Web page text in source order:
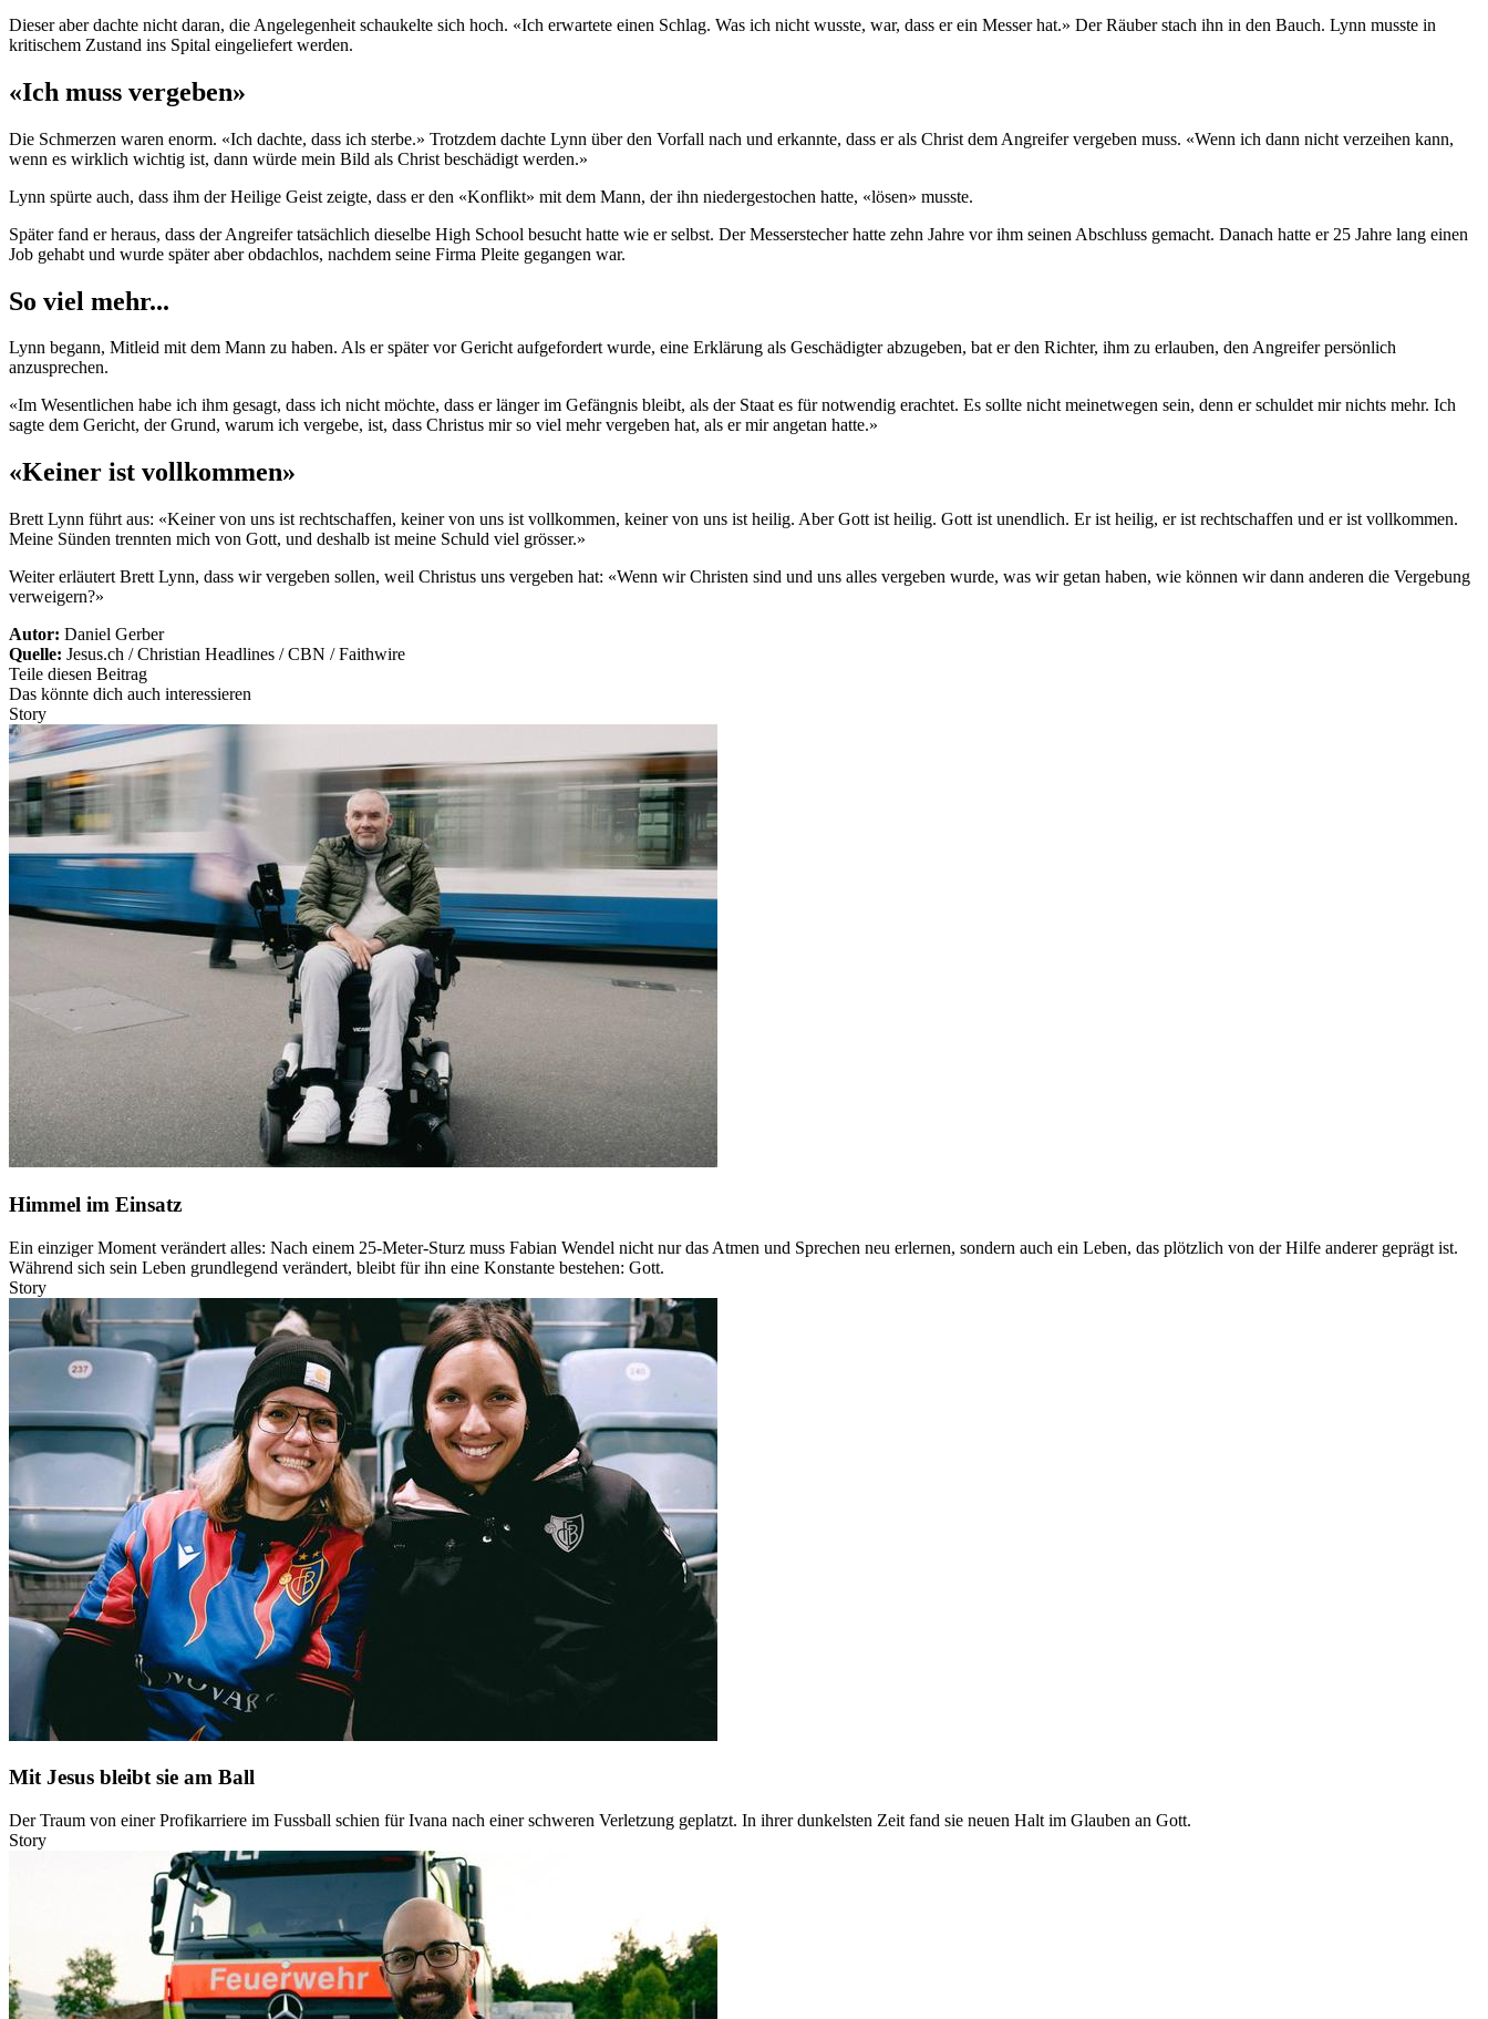
Dieser aber dachte nicht daran, die Angelegenheit schaukelte sich hoch. «Ich erwartete einen Schlag. Was ich nicht wusste, war, dass er ein Messer hat.» Der Räuber stach ihn in den Bauch. Lynn musste in
kritischem Zustand ins Spital eingeliefert werden.
«Ich muss vergeben»
Die Schmerzen waren enorm. «Ich dachte, dass ich sterbe.» Trotzdem dachte Lynn über den Vorfall nach und erkannte, dass er als Christ dem Angreifer vergeben muss. «Wenn ich dann nicht verzeihen kann,
wenn es wirklich wichtig ist, dann würde mein Bild als Christ beschädigt werden.»
Lynn spürte auch, dass ihm der Heilige Geist zeigte, dass er den «Konflikt» mit dem Mann, der ihn niedergestochen hatte, «lösen» musste.
Später fand er heraus, dass der Angreifer tatsächlich dieselbe High School besucht hatte wie er selbst. Der Messerstecher hatte zehn Jahre vor ihm seinen Abschluss gemacht. Danach hatte er 25 Jahre lang einen
Job gehabt und wurde später aber obdachlos, nachdem seine Firma Pleite gegangen war.
So viel mehr...
Lynn begann, Mitleid mit dem Mann zu haben. Als er später vor Gericht aufgefordert wurde, eine Erklärung als Geschädigter abzugeben, bat er den Richter, ihm zu erlauben, den Angreifer persönlich
anzusprechen.
«Im Wesentlichen habe ich ihm gesagt, dass ich nicht möchte, dass er länger im Gefängnis bleibt, als der Staat es für notwendig erachtet. Es sollte nicht meinetwegen sein, denn er schuldet mir nichts mehr. Ich
sagte dem Gericht, der Grund, warum ich vergebe, ist, dass Christus mir so viel mehr vergeben hat, als er mir angetan hatte.»
«Keiner ist vollkommen»
Brett Lynn führt aus: «Keiner von uns ist rechtschaffen, keiner von uns ist vollkommen, keiner von uns ist heilig. Aber Gott ist heilig. Gott ist unendlich. Er ist heilig, er ist rechtschaffen und er ist vollkommen.
Meine Sünden trennten mich von Gott, und deshalb ist meine Schuld viel grösser.»
Weiter erläutert Brett Lynn, dass wir vergeben sollen, weil Christus uns vergeben hat: «Wenn wir Christen sind und uns alles vergeben wurde, was wir getan haben, wie können wir dann anderen die Vergebung
verweigern?»
Autor: Daniel Gerber
Quelle: Jesus.ch / Christian Headlines / CBN / Faithwire
Teile diesen Beitrag
Das könnte dich auch interessieren
Story
Himmel im Einsatz
Ein einziger Moment verändert alles: Nach einem 25-Meter-Sturz muss Fabian Wendel nicht nur das Atmen und Sprechen neu erlernen, sondern auch ein Leben, das plötzlich von der Hilfe anderer geprägt ist.
Während sich sein Leben grundlegend verändert, bleibt für ihn eine Konstante bestehen: Gott.
Story
Mit Jesus bleibt sie am Ball
Der Traum von einer Profikarriere im Fussball schien für Ivana nach einer schweren Verletzung geplatzt. In ihrer dunkelsten Zeit fand sie neuen Halt im Glauben an Gott.
Story